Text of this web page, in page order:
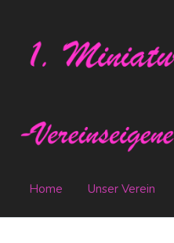
Home Unser Verein